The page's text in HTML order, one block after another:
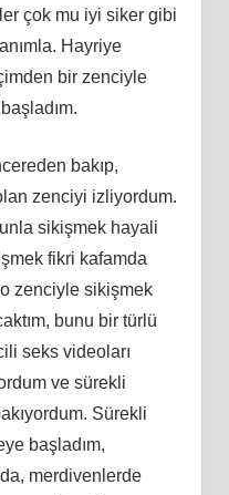
çok mu iyi siker gibi
Hayriye
bir zenciyle
bakıp,
zenciyi izliyordum.
sikişmek hayali
fikri kafamda
zenciyle sikişmek
bunu bir türlü
seks videoları
ve sürekli
Sürekli
başladım,
merdivenlerde